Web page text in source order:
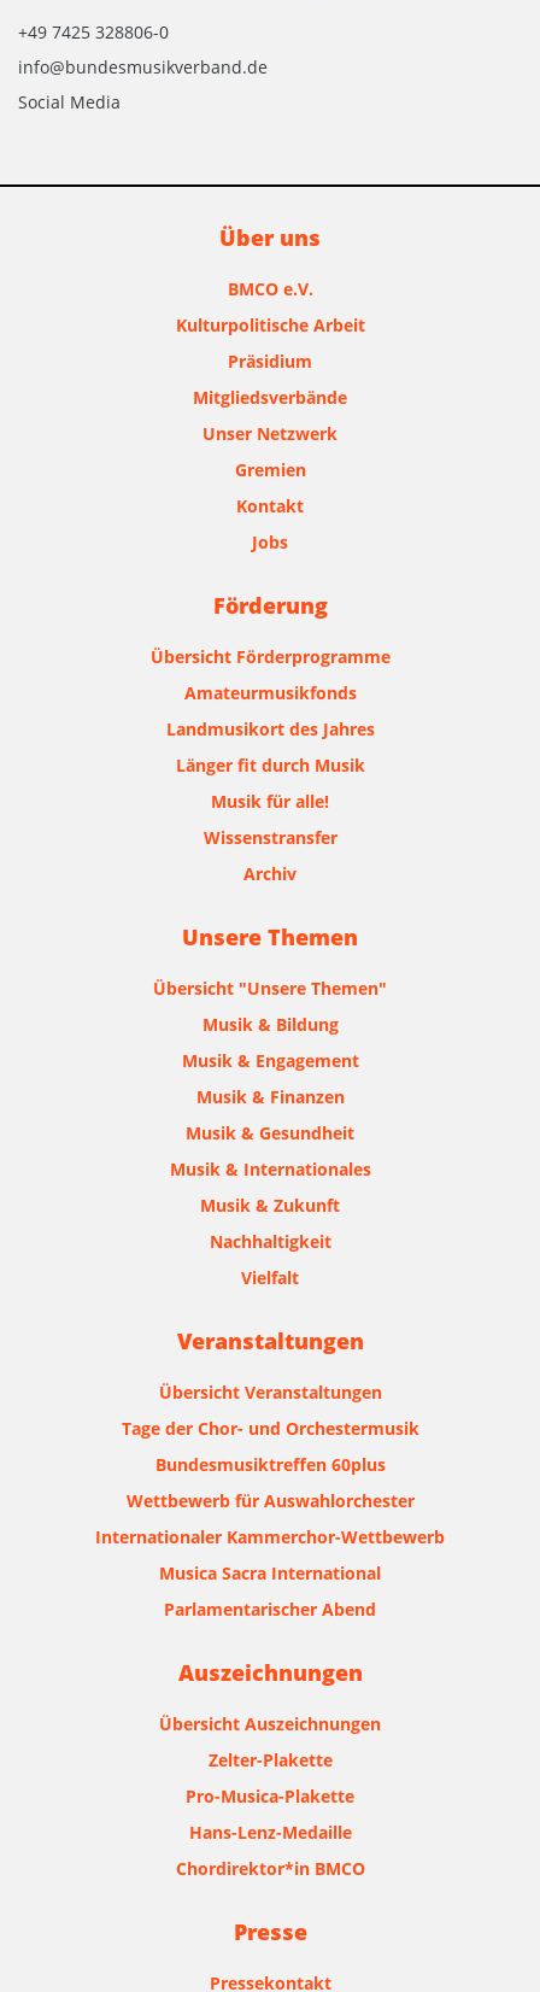
+49 7425 328806-0
info@bundesmusikverband.de
Social Media
Über uns
BMCO e.V.
Kulturpolitische Arbeit
Präsidium
Mitgliedsverbände
Unser Netzwerk
Gremien
Kontakt
Jobs
Förderung
Übersicht Förderprogramme
Amateurmusikfonds
Landmusikort des Jahres
Länger fit durch Musik
Musik für alle!
Wissenstransfer
Archiv
Unsere Themen
Übersicht "Unsere Themen"
Musik & Bildung
Musik & Engagement
Musik & Finanzen
Musik & Gesundheit
Musik & Internationales
Musik & Zukunft
Nachhaltigkeit
Vielfalt
Veranstaltungen
Übersicht Veranstaltungen
Tage der Chor- und Orchestermusik
Bundesmusiktreffen 60plus
Wettbewerb für Auswahlorchester
Internationaler Kammerchor-Wettbewerb
Musica Sacra International
Parlamentarischer Abend
Auszeichnungen
Übersicht Auszeichnungen
Zelter-Plakette
Pro-Musica-Plakette
Hans-Lenz-Medaille
Chordirektor*in BMCO
Presse
Pressekontakt